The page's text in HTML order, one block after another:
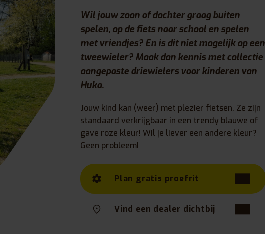
Wil jouw zoon of dochter graag buiten
spelen, op de fiets naar school en spelen
met vriendjes? En is dit niet mogelijk op een
tweewieler? Maak dan kennis met collectie
aangepaste driewielers voor kinderen van
Huka.
Jouw kind kan (weer) met plezier fietsen. Ze zijn
standaard verkrijgbaar in een trendy blauwe of
gave roze kleur! Wil je liever een andere kleur?
Geen probleem!
Plan gratis proefrit
Vind een dealer dichtbij